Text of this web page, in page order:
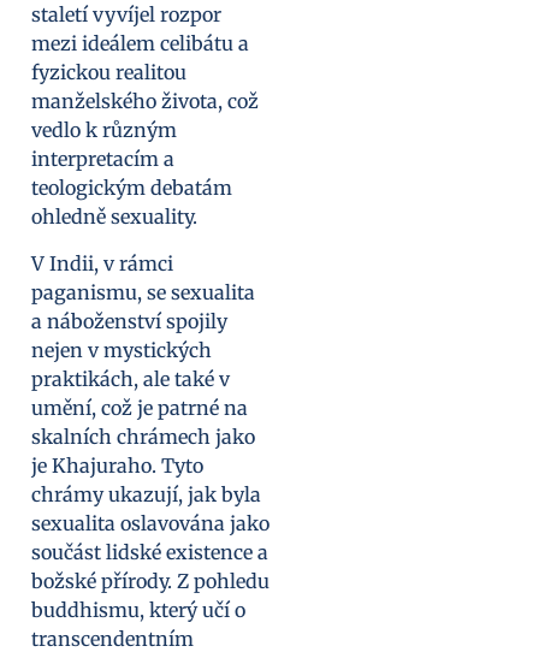
staletí vyvíjel rozpor
mezi ideálem celibátu a
fyzickou realitou
manželského života, což
vedlo k různým
interpretacím a
teologickým debatám
ohledně sexuality.
V Indii, v rámci
paganismu, se sexualita
a náboženství spojily
nejen v mystických
praktikách, ale také v
umění, což je patrné na
skalních chrámech jako
je Khajuraho. Tyto
chrámy ukazují, jak byla
sexualita oslavována jako
součást lidské existence a
božské přírody. Z pohledu
buddhismu, který učí o
transcendentním